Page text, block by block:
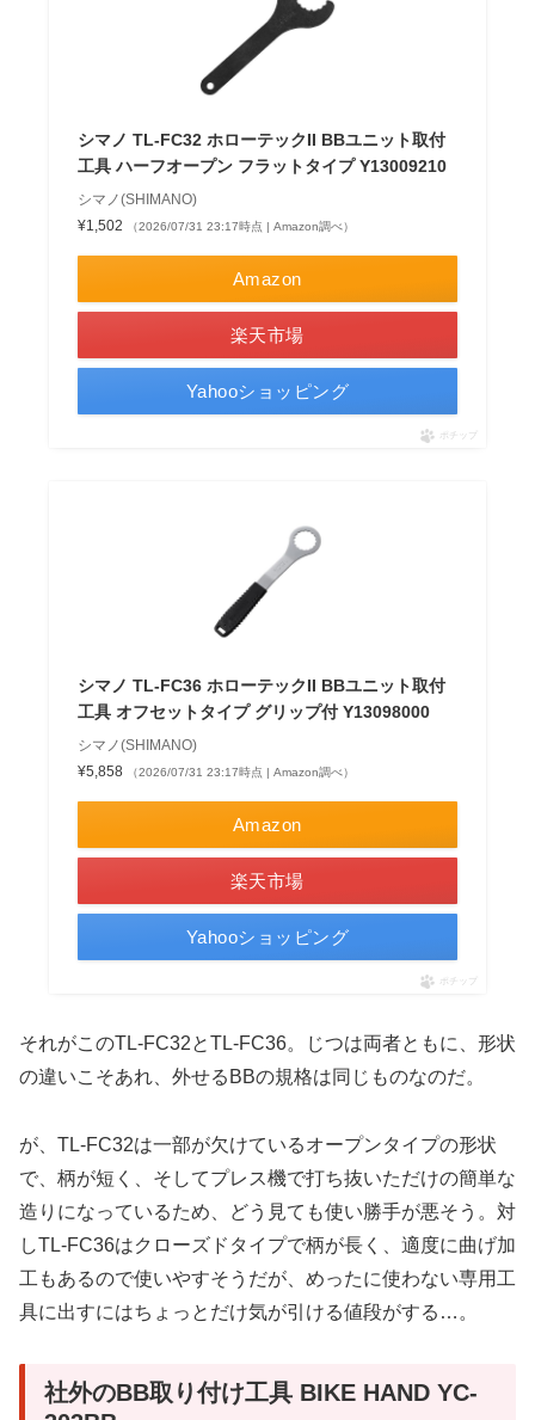
シマノ TL-FC32 ホローテックII BBユニット取付
工具 ハーフオープン フラットタイプ Y13009210
シマノ(SHIMANO)
¥1,502
（2026/07/31 23:17時点 | Amazon調べ）
Amazon
楽天市場
Yahooショッピング
ポチップ
シマノ TL-FC36 ホローテックII BBユニット取付
工具 オフセットタイプ グリップ付 Y13098000
シマノ(SHIMANO)
¥5,858
（2026/07/31 23:17時点 | Amazon調べ）
Amazon
楽天市場
Yahooショッピング
ポチップ
それがこのTL-FC32とTL-FC36。じつは両者ともに、形状
の違いこそあれ、外せるBBの規格は同じものなのだ。
が、TL-FC32は一部が欠けているオープンタイプの形状
で、柄が短く、そしてプレス機で打ち抜いただけの簡単な
造りになっているため、どう見ても使い勝手が悪そう。対
しTL-FC36はクローズドタイプで柄が長く、適度に曲げ加
工もあるので使いやすそうだが、めったに使わない専用工
具に出すにはちょっとだけ気が引ける値段がする…。
社外のBB取り付け工具 BIKE HAND YC-